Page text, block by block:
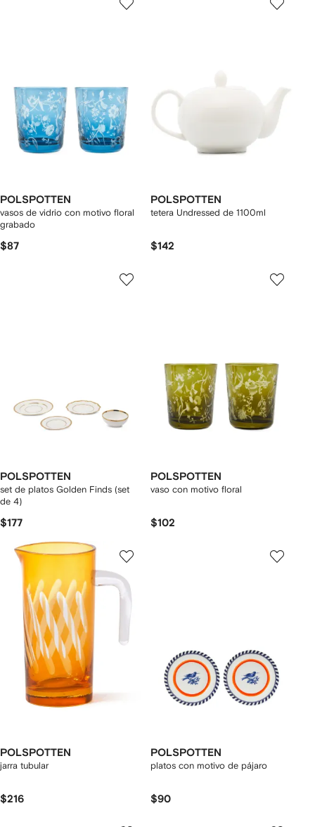
POLSPOTTEN
vasos de vidrio con motivo floral
grabado
$87
POLSPOTTEN
tetera Undressed de 1100ml
$142
POLSPOTTEN
set de platos Golden Finds (set
de 4)
$177
POLSPOTTEN
vaso con motivo floral
$102
POLSPOTTEN
jarra tubular
$216
POLSPOTTEN
platos con motivo de pájaro
$90